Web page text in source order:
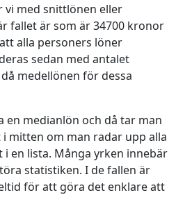
vi med snittlönen eller
fallet är som är 34700 kronor
alla personers löner
sedan med antalet
medellönen för dessa
en medianlön och då tar man
mitten om man radar upp alla
en lista. Många yrken innebär
statistiken. I de fallen är
för att göra det enklare att